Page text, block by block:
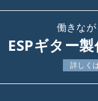
働きな
ESPギター
詳しく